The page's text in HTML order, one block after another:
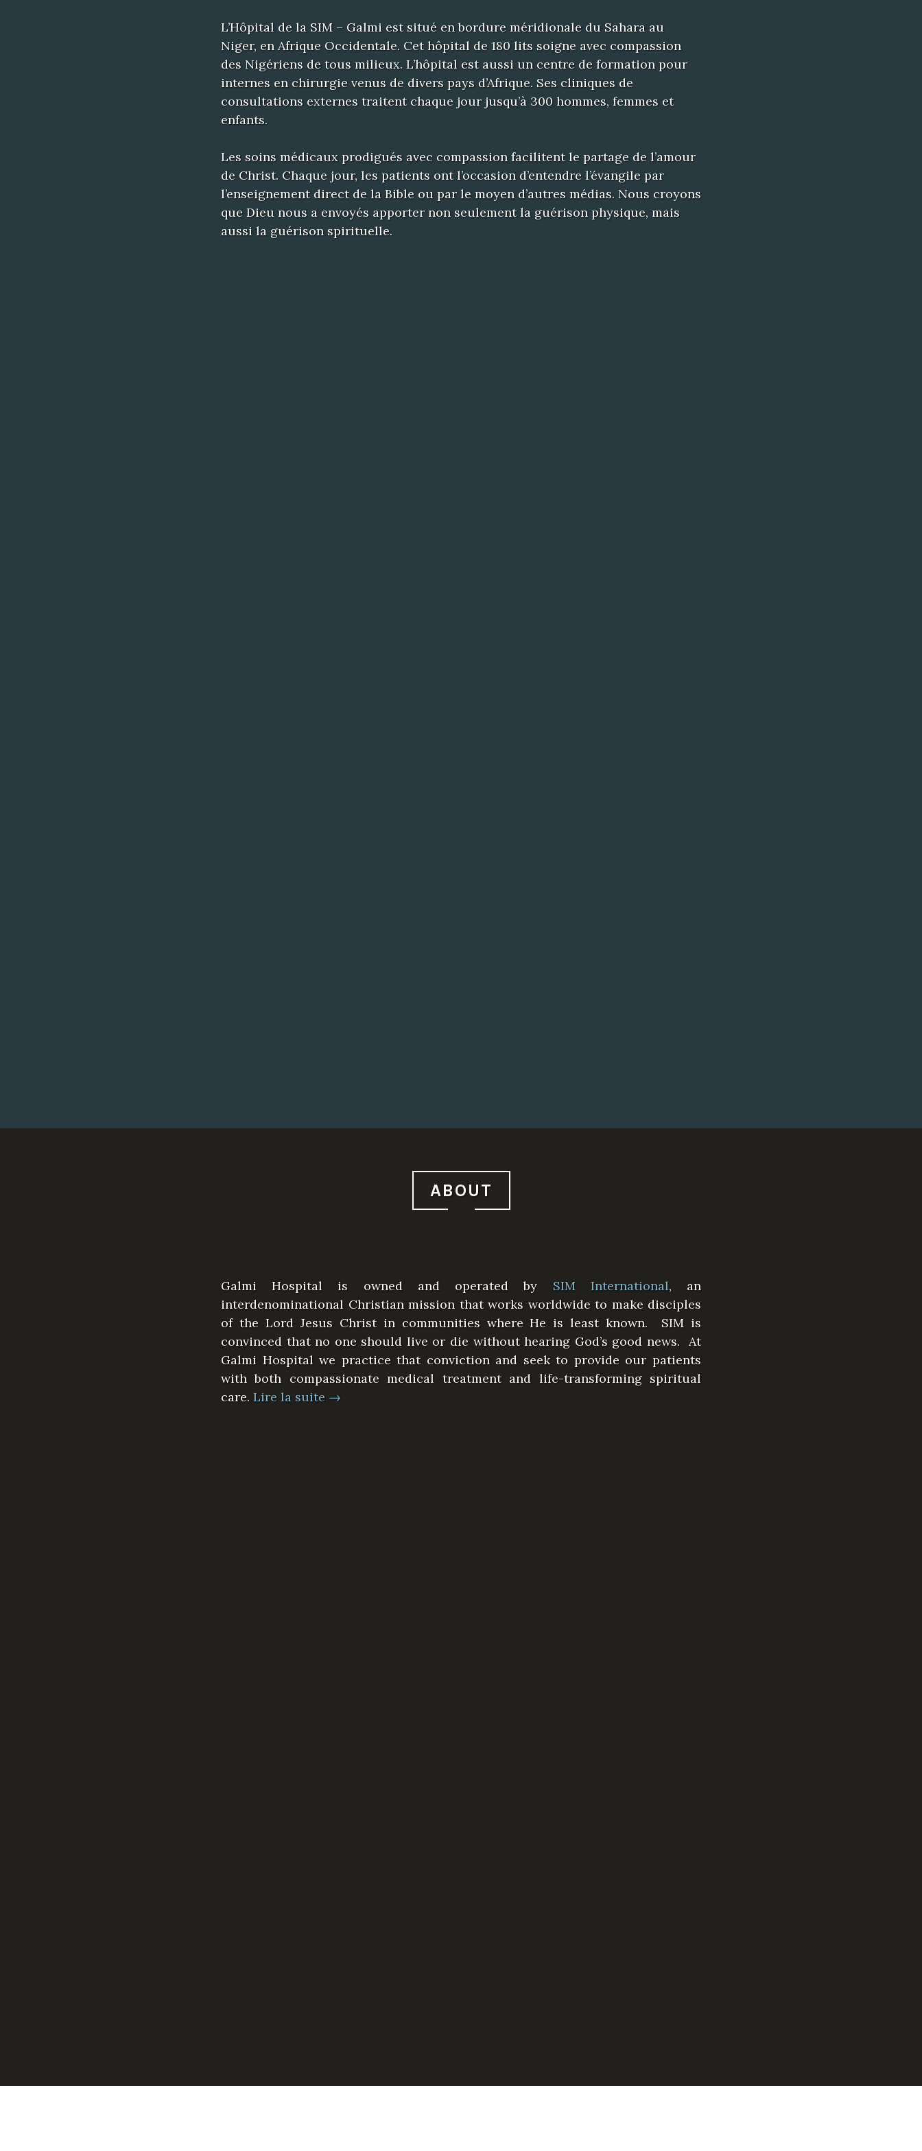
L’Hôpital de la SIM – Galmi est situé en bordure méridionale du Sahara au
Niger, en Afrique Occidentale. Cet hôpital de 180 lits soigne avec compassion
des Nigériens de tous milieux. L’hôpital est aussi un centre de formation pour
internes en chirurgie venus de divers pays d’Afrique. Ses cliniques de
consultations externes traitent chaque jour jusqu’à 300 hommes, femmes et
enfants.
Les soins médicaux prodigués avec compassion facilitent le partage de l’amour
de Christ. Chaque jour, les patients ont l’occasion d’entendre l’évangile par
l’enseignement direct de la Bible ou par le moyen d’autres médias. Nous croyons
que Dieu nous a envoyés apporter non seulement la guérison physique, mais
aussi la guérison spirituelle.
ABOUT
Galmi Hospital is owned and operated by SIM International, an
interdenominational Christian mission that works worldwide to make disciples
of the Lord Jesus Christ in communities where He is least known. SIM is
convinced that no one should live or die without hearing God’s good news. At
Galmi Hospital we practice that conviction and seek to provide our patients
with both compassionate medical treatment and life-transforming spiritual
care. Lire la suite →